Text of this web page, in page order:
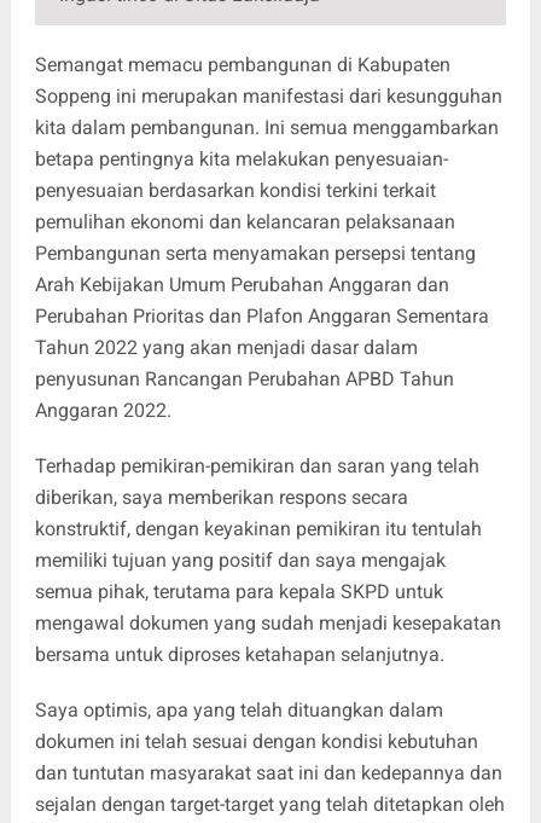
Semangat memacu pembangunan di Kabupaten
Soppeng ini merupakan manifestasi dari kesungguhan
kita dalam pembangunan. Ini semua menggambarkan
betapa pentingnya kita melakukan penyesuaian-
penyesuaian berdasarkan kondisi terkini terkait
pemulihan ekonomi dan kelancaran pelaksanaan
Pembangunan serta menyamakan persepsi tentang
Arah Kebijakan Umum Perubahan Anggaran dan
Perubahan Prioritas dan Plafon Anggaran Sementara
Tahun 2022 yang akan menjadi dasar dalam
penyusunan Rancangan Perubahan APBD Tahun
Anggaran 2022.
Terhadap pemikiran-pemikiran dan saran yang telah
diberikan, saya memberikan respons secara
konstruktif, dengan keyakinan pemikiran itu tentulah
memiliki tujuan yang positif dan saya mengajak
semua pihak, terutama para kepala SKPD untuk
mengawal dokumen yang sudah menjadi kesepakatan
bersama untuk diproses ketahapan selanjutnya.
Saya optimis, apa yang telah dituangkan dalam
dokumen ini telah sesuai dengan kondisi kebutuhan
dan tuntutan masyarakat saat ini dan kedepannya dan
sejalan dengan target-target yang telah ditetapkan oleh